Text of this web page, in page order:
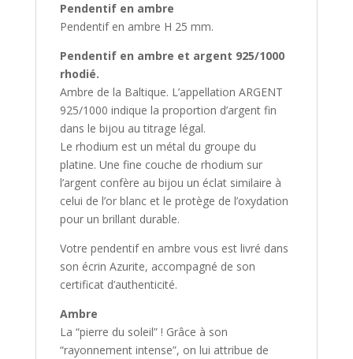
Pendentif en ambre
Pendentif en ambre H 25 mm.
Pendentif en ambre et argent 925/1000
rhodié.
Ambre de la Baltique. L’appellation ARGENT
925/1000 indique la proportion d’argent fin
dans le bijou au titrage légal.
Le rhodium est un métal du groupe du
platine. Une fine couche de rhodium sur
l’argent confère au bijou un éclat similaire à
celui de l’or blanc et le protège de l’oxydation
pour un brillant durable.
Votre pendentif en ambre vous est livré dans
son écrin Azurite, accompagné de son
certificat d’authenticité.
Ambre
La “pierre du soleil” ! Grâce à son
“rayonnement intense”, on lui attribue de